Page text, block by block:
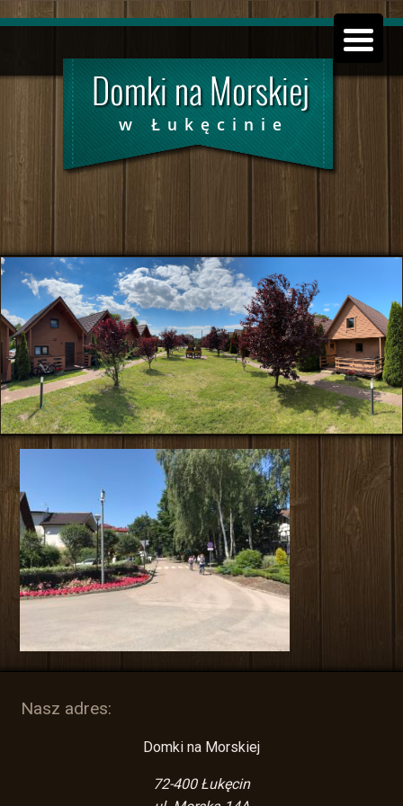
Nasz adres:
Domki na Morskiej
72-400 Łukęcin